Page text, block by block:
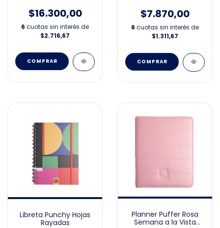
$16.300,00
6 cuotas sin interés de
$2.716,67
$7.870,00
6 cuotas sin interés de
$1.311,67
Libreta Punchy Hojas
Rayadas
Planner Puffer Rosa
Semana a la Vista